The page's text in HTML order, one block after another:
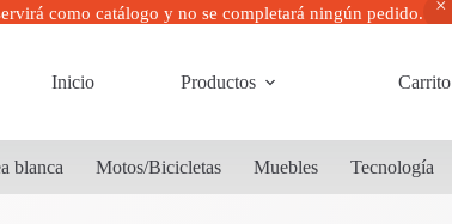
como catálogo y no se completará ningún pedido.
Inicio Productos Carrito
blanca Motos/Bicicletas Muebles Tecnología